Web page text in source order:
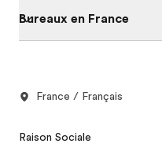
Bureaux en France
France / Français
Raison Sociale